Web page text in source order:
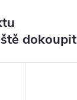
dokoupit